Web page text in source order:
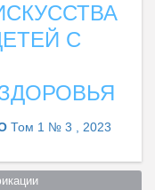
С
Том 1 № 3 , 2023